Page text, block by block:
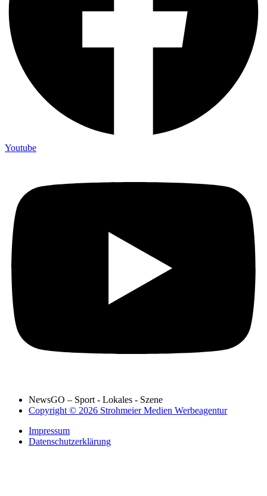
Youtube
NewsGO – Sport - Lokales - Szene
Copyright © 2026 Strohmeier Medien Werbeagentur
Impressum
Datenschutzerklärung